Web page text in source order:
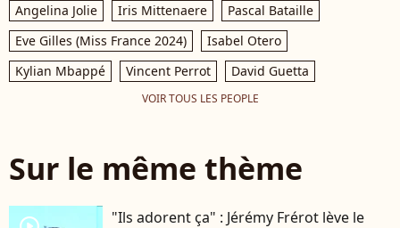
Angelina Jolie Iris Mittenaere
Pascal Bataille
Eve Gilles (Miss France 2024)
Isabel Otero
Kylian Mbappé
Vincent Perrot David Guetta
VOIR TOUS LES PEOPLE
Sur le même thème
"Ils adorent ça" : Jérémy Frérot lève le